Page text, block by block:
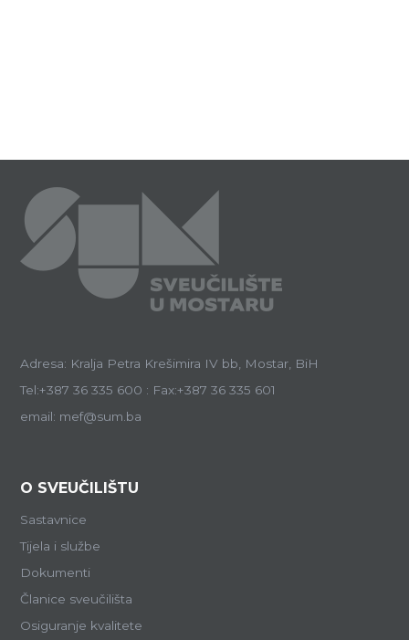
Adresa: Kralja Petra Krešimira IV bb, Mostar, BiH
Tel:+387 36 335 600 : Fax:+387 36 335 601
email: mef@sum.ba
O SVEUČILIŠTU
Sastavnice
Tijela i službe
Dokumenti
Članice sveučilišta
Osiguranje kvalitete